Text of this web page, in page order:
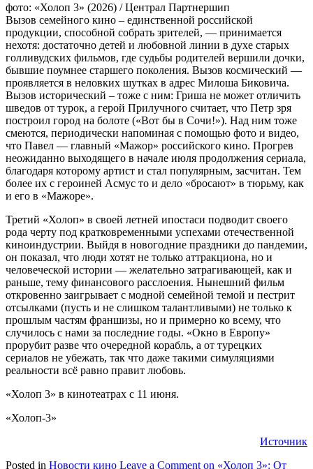
фото: «Холоп 3» (2026) / Централ Партнершип
Вызов семейного кино – единственной российской
продукции, способной собрать зрителей, — принимается
нехотя: достаточно детей и любовной линии в духе старых
голливудских фильмов, где судьбы родителей вершили дочки,
бывшие поумнее старшего поколения. Вызов космический —
проявляется в неловких шутках в адрес Милоша Биковича.
Вызов исторический – тоже с ним: Гриша не может отличить
шведов от турок, а герой Прилучного считает, что Петр зря
построил город на болоте («Вот бы в Сочи!»). Над ним тоже
смеются, периодически напоминая с помощью фото и видео,
что Павел — главный «Мажор» российского кино. Прогрев
неожиданно выходящего в начале июля продолжения сериала,
благодаря которому артист и стал популярным, засчитан. Тем
более их с героиней Асмус то и дело «бросают» в тюрьму, как
и его в «Мажоре».
Третий «Холоп» в своей летней ипостаси подводит своего
рода черту под кратковременными успехами отечественной
киноиндустрии. Выйдя в новогодние праздники до пандемии,
он показал, что люди хотят не только аттракциона, но и
человеческой истории — желательно затрагивающей, как и
раньше, тему финансового расслоения. Нынешний фильм
откровенно заигрывает с модной семейной темой и пестрит
отсылками (пусть и не слишком талантливыми) не только к
прошлым частям франшизы, но и примерно ко всему, что
случилось с нами за последние годы. «Окно в Европу»
прорубит разве что очередной корабль, а от турецких
сериалов не убежать, так что даже такими симуляциями
реальности всё равно правит любовь.
«Холоп 3» в кинотеатрах с 11 июня.
«Холоп-3»
Источник
Posted in Новости кино Leave a Comment on «Холоп 3»: От